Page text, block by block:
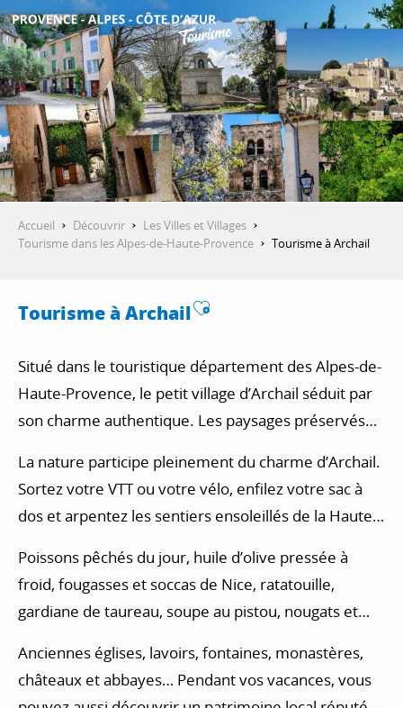
Aller
au
contenu
principal
DÉCOUVRIR
QUE FAIRE ?
SÉJOURNER
Accueil Découvrir
Les Villes et Villages
Tourisme dans les Alpes-de-Haute-Provence
Tourisme à Archail
Tourisme à ArchailAjouter aux
Situé dans le touristique département des Alpes-de-
Haute-Provence, le petit village d’Archail séduit par
son charme authentique. Les paysages préservés
en arrière-plan. Ici, la vie se déroule à un rythme
différent. Le village d’Archail est un havre de paix,
loin du bruit et de l’animation incessante des villes.
La nature participe pleinement du charme d’Archail.
Sortez votre VTT ou votre vélo, enfilez votre sac à
dos et arpentez les sentiers ensoleillés de la Haute-
essayer à de nombreuses autres activités dans les
Alpes-de-Haute-Provence : équitation, initiation au
golf, escalade, accrobranche, baptême en
parapente…
Poissons pêchés du jour, huile d’olive pressée à
froid, fougasses et soccas de Nice, ratatouille,
gardiane de taureau, soupe au pistou, nougats et
aussi sur une gastronomie d’une rare richesse. Les
marchés locaux sont l’occasion unique de participer
Anciennes églises, lavoirs, fontaines, monastères,
châteaux et abbayes… Pendant vos vacances, vous